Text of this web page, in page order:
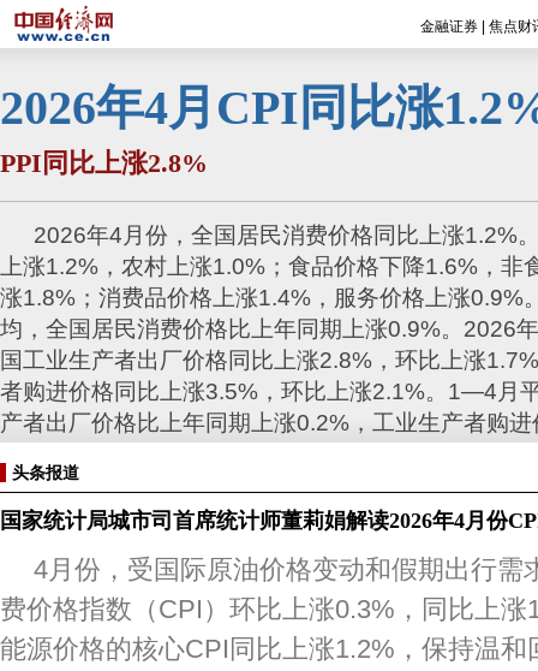
金融证券 焦点财
2026年4月CPI同比涨
PPI同比上涨2.8%
2026年4月份，全国居民消费价格同比上涨1.2%
上涨1.2%，农村上涨1.0%；食品价格下降1.6%，非
涨1.8%；消费品价格上涨1.4%，服务价格上涨
均，全国居民消费价格比上年同期上涨0.9%。2026
国工业生产者出厂价格同比上涨2.8%，环比上涨
者购进价格同比上涨3.5%，环比上涨2.1%。1—4月
产者出厂价格比上年同期上涨0.2%，工业生产者购
分享专题： 中国经济网财
头条报道
国家统计局城市司首席统计师董莉娟解读2026年4月份
4月份，受国际原油价格变动和假期出行需
费价格指数（CPI）环比上涨0.3%，同比上涨
能源价格的核心CPI同比上涨1.2%，保持温和